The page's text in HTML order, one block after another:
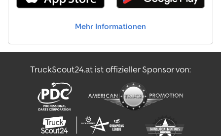
55 stehende Passagiere, was es für den öffentlichen Nahverkehr
ansprechenden weiß-blauen Metallic-Lackierung hat die
mm Höhe. Mit einem zulässigen Gesamtgewicht von 18.000 kg ist
Verkauf nur an Gewerbetreibende (Landwirtschaft, Freiberufler,
Klein- und Großgewerbe) oder Export. Irrtum und
Zwischenverkauf vorbehalten.
Mehr Informationen
TruckScout24.at ist offizieller Sponsor von: